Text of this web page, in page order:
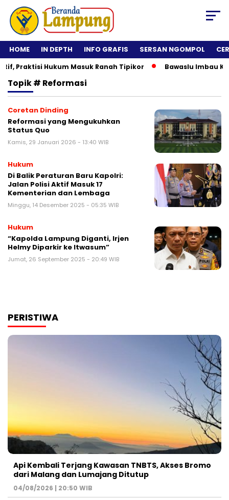
HOME IN DEPTH INFO GRAFIS SERSAN NGOMPOL
Praktisi Hukum Masuk Ranah Tipikor Bawaslu Imbau
Topik# Reformasi
Coretan Dinding
Reformasi yang Mengukuhkan
Status Quo
Kamis, 29 Januari 2026 - 13:40 WIB
Hukum
Di Balik Peraturan Baru Kapolri:
Jalan Polisi Aktif Masuk 17
Kementerian dan Lembaga
Minggu, 14 Desember 2025 - 05:35 WIB
Hukum
“Kapolda Lampung Diganti, Irjen
Helmy Diparkir ke Itwasum”
Jumat, 26 September 2025 - 20:49 WIB
PERISTIWA
Api Kembali Terjang Kawasan TNBTS, Akses Bromo
dari Malang dan Lumajang Ditutup
04/08/2026 | 20:50 WIB